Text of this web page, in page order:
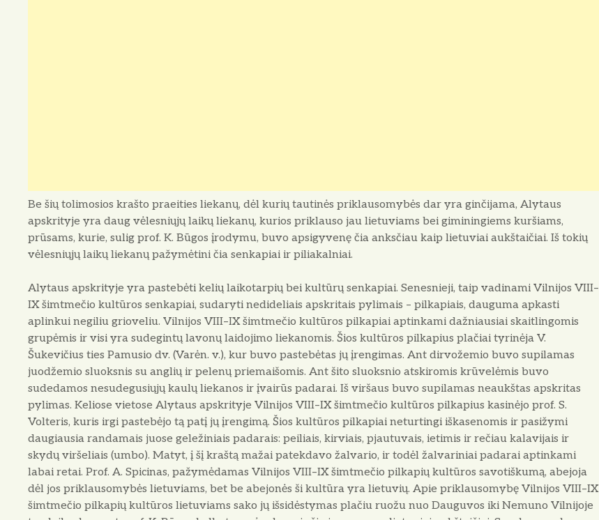
Be šių tolimosios krašto praeities liekanų, dėl kurių tautinės priklausomybės dar yra ginčijama, Alytaus
apskrityje yra daug vėlesniųjų laikų liekanų, kurios priklauso jau lietuviams bei giminingiems kuršiams,
prūsams, kurie, sulig prof. K. Būgos įrodymu, buvo apsigyvenę čia anksčiau kaip lietuviai aukštaičiai. Iš tokių
vėlesniųjų laikų liekanų pažymėtini čia senkapiai ir piliakalniai.
Alytaus apskrityje yra pastebėti kelių laikotarpių bei kultūrų senkapiai. Senesnieji, taip vadinami Vilnijos VIII–
IX šimtmečio kultūros senkapiai, sudaryti nedideliais apskritais pylimais – pilkapiais, dauguma apkasti
aplinkui negiliu grioveliu. Vilnijos VIII–IX šimtmečio kultūros pilkapiai aptinkami dažniausiai skaitlingomis
grupėmis ir visi yra sudegintų lavonų laidojimo liekanomis. Šios kultūros pilkapius plačiai tyrinėja V.
Šukevičius ties Pamusio dv. (Varėn. v.), kur buvo pastebėtas jų įrengimas. Ant dirvožemio buvo supilamas
juodžemio sluoksnis su anglių ir pelenų priemaišomis. Ant šito sluoksnio atskiromis krūvelėmis buvo
sudedamos nesudegusiųjų kaulų liekanos ir įvairūs padarai. Iš viršaus buvo supilamas neaukštas apskritas
pylimas. Keliose vietose Alytaus apskrityje Vilnijos VIII–IX šimtmečio kultūros pilkapius kasinėjo prof. S.
Volteris, kuris irgi pastebėjo tą patį jų įrengimą. Šios kultūros pilkapiai neturtingi iškasenomis ir pasižymi
daugiausia randamais juose geležiniais padarais: peiliais, kirviais, pjautuvais, ietimis ir rečiau kalavijais ir
skydų viršeliais (umbo). Matyt, į šį kraštą mažai patekdavo žalvario, ir todėl žalvariniai padarai aptinkami
labai retai. Prof. A. Spicinas, pažymėdamas Vilnijos VIII–IX šimtmečio pilkapių kultūros savotiškumą, abejoja
dėl jos priklausomybės lietuviams, bet be abejonės ši kultūra yra lietuvių. Apie priklausomybę Vilnijos VIII–IX
šimtmečio pilkapių kultūros lietuviams sako jų išsidėstymas plačiu ruožu nuo Dauguvos iki Nemuno Vilnijoje